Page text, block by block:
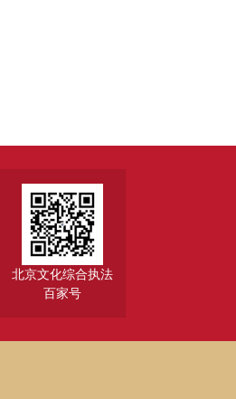
北京文化综合执法
百家号